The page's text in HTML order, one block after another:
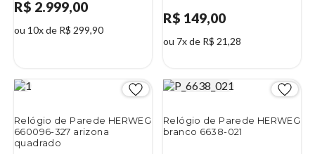
R$ 2.999,00
ou 10x de R$ 299,90
R$ 149,00
ou 7x de R$ 21,28
Relógio de Parede HERWEG
660096-327 arizona
quadrado
Relógio de Parede HERWEG
branco 6638-021